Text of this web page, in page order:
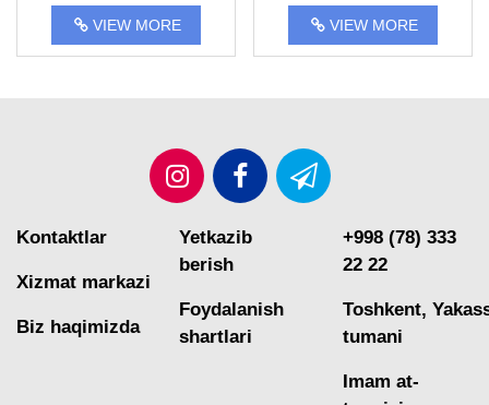
DMT-427
VIEW MORE
TERMOMETR
VIEW MORE
Kontaktlar
Xizmat markazi
Biz haqimizda
Yetkazib
berish
Foydalanish
shartlari
+998 (78) 333
22 22
Toshkent,
tumani
Imam at-